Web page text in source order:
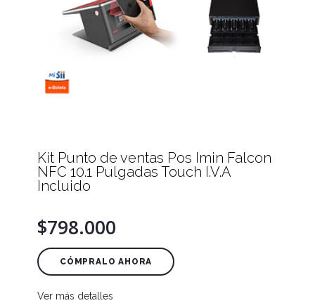
Kit Punto de ventas Pos Imin Falcon
NFC 10.1 Pulgadas Touch I.V.A
Incluido
$798.000
CÓMPRALO AHORA
Ver más detalles